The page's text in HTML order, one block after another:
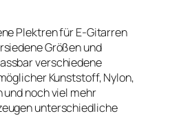
Plektren für E-Gitarren
Größen und
verschiedene
Kunststoff, Nylon,
und noch viel mehr
unterschiedliche